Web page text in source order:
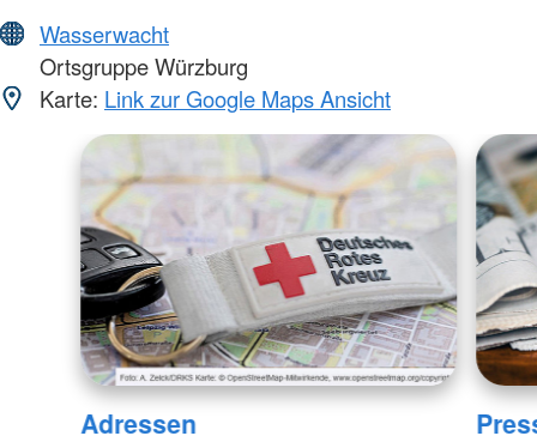
Wasserwacht
Ortsgruppe Würzburg
Karte: Link zur Google Maps Ansicht
Adressen